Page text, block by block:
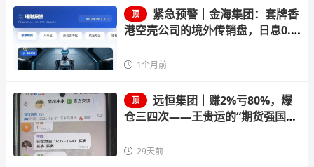
顶
紧急预警｜金海集团：套牌香
港空壳公司的境外传销盘，日息0.3
1个月前
顶
远恒集团｜赚2%亏80%，爆
仓三四次——王贵运的“期货强国
29天前